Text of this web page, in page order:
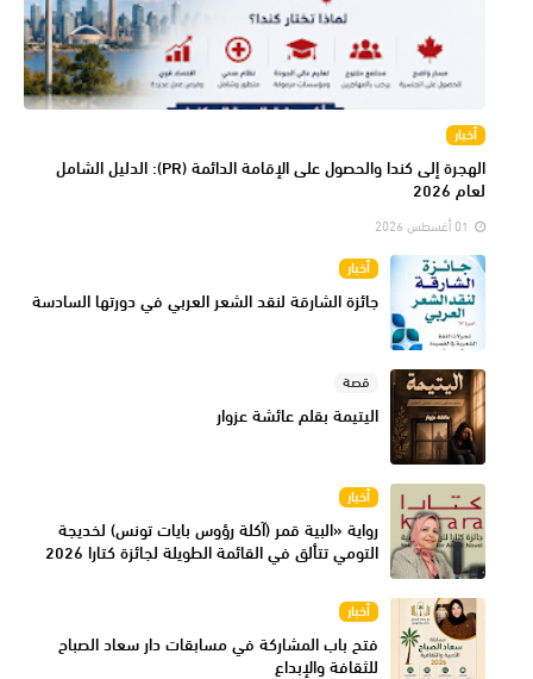
أخبار
الهجرة إلى كندا والحصول على الإقامة الدائمة (PR): الدليل الشامل
لعام 2026
01 أغسطس 2026
أخبار
جائزة الشارقة لنقد الشعر العربي في دورتها السادسة
قصة
اليتيمة بقلم عائشة عزوار
أخبار
رواية «البية قمر (آكلة رؤوس بايات تونس) لخديجة
التومي تتألق في القائمة الطويلة لجائزة كتارا 2026
أخبار
فتح باب المشاركة في مسابقات دار سعاد الصباح
للثقافة والإبداع